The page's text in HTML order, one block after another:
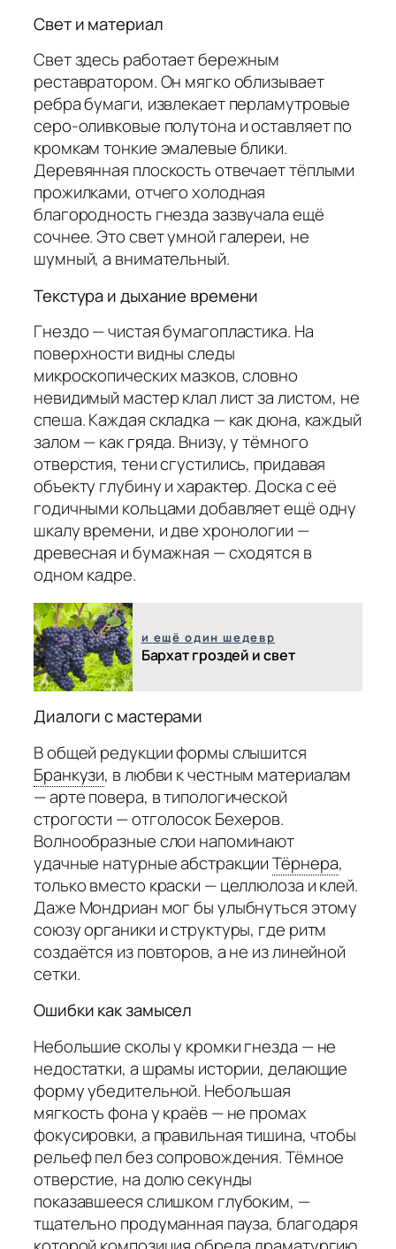
Свет и материал
Свет здесь работает бережным
реставратором. Он мягко облизывает
ребра бумаги, извлекает перламутровые
серо-оливковые полутона и оставляет по
кромкам тонкие эмалевые блики.
Деревянная плоскость отвечает тёплыми
прожилками, отчего холодная
благородность гнезда зазвучала ещё
сочнее. Это свет умной галереи, не
шумный, а внимательный.
Текстура и дыхание времени
Гнездо — чистая бумагопластика. На
поверхности видны следы
микроскопических мазков, словно
невидимый мастер клал лист за листом, не
спеша. Каждая складка — как дюна, каждый
залом — как гряда. Внизу, у тёмного
отверстия, тени сгустились, придавая
объекту глубину и характер. Доска с её
годичными кольцами добавляет ещё одну
шкалу времени, и две хронологии —
древесная и бумажная — сходятся в
одном кадре.
и ещё один шедевр
Бархат гроздей и свет
Диалоги с мастерами
В общей редукции формы слышится
Бранкузи, в любви к честным материалам
— арте повера, в типологической
строгости — отголосок Бехеров.
Волнообразные слои напоминают
удачные натурные абстракции Тёрнера,
только вместо краски — целлюлоза и клей.
Даже Мондриан мог бы улыбнуться этому
союзу органики и структуры, где ритм
создаётся из повторов, а не из линейной
сетки.
Ошибки как замысел
Небольшие сколы у кромки гнезда — не
недостатки, а шрамы истории, делающие
форму убедительной. Небольшая
мягкость фона у краёв — не промах
фокусировки, а правильная тишина, чтобы
рельеф пел без сопровождения. Тёмное
отверстие, на долю секунды
показавшееся слишком глубоким, —
тщательно продуманная пауза, благодаря